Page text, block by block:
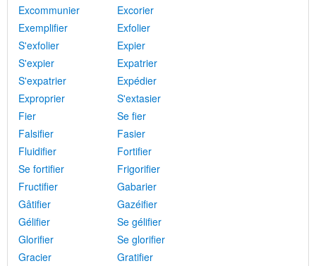
Excommunier
Excorier
Exemplifier
Exfolier
S'exfolier
Expier
S'expier
Expatrier
S'expatrier
Expédier
Exproprier
S'extasier
Fier
Se fier
Falsifier
Fasier
Fluidifier
Fortifier
Se fortifier
Frigorifier
Fructifier
Gabarier
Gâtifier
Gazéifier
Gélifier
Se gélifier
Glorifier
Se glorifier
Gracier
Gratifier